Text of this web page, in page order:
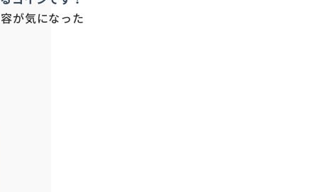
が気になった